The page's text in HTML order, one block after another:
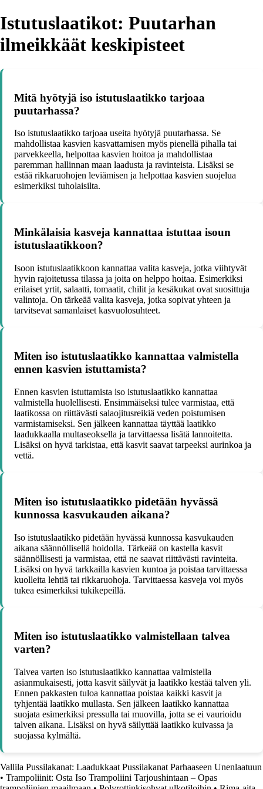
Istutuslaatikot: Puutarhan
ilmeikkäät keskipisteet
Mitä hyötyjä iso istutuslaatikko tarjoaa
puutarhassa?
Iso istutuslaatikko tarjoaa useita hyötyjä puutarhassa. Se
mahdollistaa kasvien kasvattamisen myös pienellä pihalla tai
parvekkeella, helpottaa kasvien hoitoa ja mahdollistaa
paremman hallinnan maan laadusta ja ravinteista. Lisäksi se
estää rikkaruohojen leviämisen ja helpottaa kasvien suojelua
esimerkiksi tuholaisilta.
Minkälaisia kasveja kannattaa istuttaa isoun
istutuslaatikkoon?
Isoon istutuslaatikkoon kannattaa valita kasveja, jotka viihtyvät
hyvin rajoitetussa tilassa ja joita on helppo hoitaa. Esimerkiksi
erilaiset yrtit, salaatti, tomaatit, chilit ja kesäkukat ovat suosittuja
valintoja. On tärkeää valita kasveja, jotka sopivat yhteen ja
tarvitsevat samanlaiset kasvuolosuhteet.
Miten iso istutuslaatikko kannattaa valmistella
ennen kasvien istuttamista?
Ennen kasvien istuttamista iso istutuslaatikko kannattaa
valmistella huolellisesti. Ensimmäiseksi tulee varmistaa, että
laatikossa on riittävästi salaojitusreikiä veden poistumisen
varmistamiseksi. Sen jälkeen kannattaa täyttää laatikko
laadukkaalla multaseoksella ja tarvittaessa lisätä lannoitetta.
Lisäksi on hyvä tarkistaa, että kasvit saavat tarpeeksi aurinkoa ja
vettä.
Miten iso istutuslaatikko pidetään hyvässä
kunnossa kasvukauden aikana?
Iso istutuslaatikko pidetään hyvässä kunnossa kasvukauden
aikana säännöllisellä hoidolla. Tärkeää on kastella kasvit
säännöllisesti ja varmistaa, että ne saavat riittävästi ravinteita.
Lisäksi on hyvä tarkkailla kasvien kuntoa ja poistaa tarvittaessa
kuolleita lehtiä tai rikkaruohoja. Tarvittaessa kasveja voi myös
tukea esimerkiksi tukikepeillä.
Miten iso istutuslaatikko valmistellaan talvea
varten?
Talvea varten iso istutuslaatikko kannattaa valmistella
asianmukaisesti, jotta kasvit säilyvät ja laatikko kestää talven yli.
Ennen pakkasten tuloa kannattaa poistaa kaikki kasvit ja
tyhjentää laatikko mullasta. Sen jälkeen laatikko kannattaa
suojata esimerkiksi pressulla tai muovilla, jotta se ei vaurioidu
talven aikana. Lisäksi on hyvä säilyttää laatikko kuivassa ja
suojassa kylmältä.
Vallila Pussilakanat: Laadukkaat Pussilakanat Parhaaseen Unenlaatuun
• Trampoliinit: Osta Iso Trampoliini Tarjoushintaan – Opas